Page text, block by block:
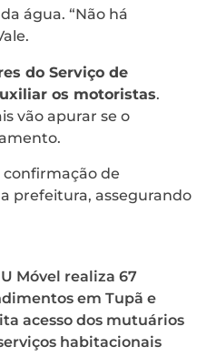
água. “Não há
do Serviço de
os motoristas.
vão apurar se o
de
prefeitura, assegurando
Móvel realiza 67
em Tupã e
acesso dos mutuários
habitacionais